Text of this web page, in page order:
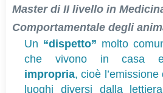
Master di II livello in
Comportamentale degli
Un “dispetto” molto
che vivono in casa
impropria, cioè
luoghi diversi dalla